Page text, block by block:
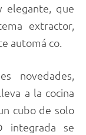
elegante, que
extractor,
automá co.
novedades,
a la cocina
cubo de solo
integrada se